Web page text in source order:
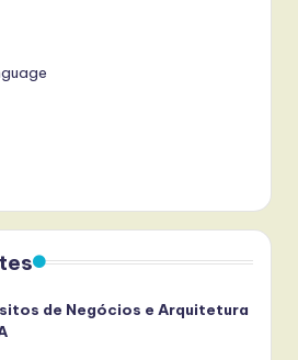
de Negócios e Arquitetura